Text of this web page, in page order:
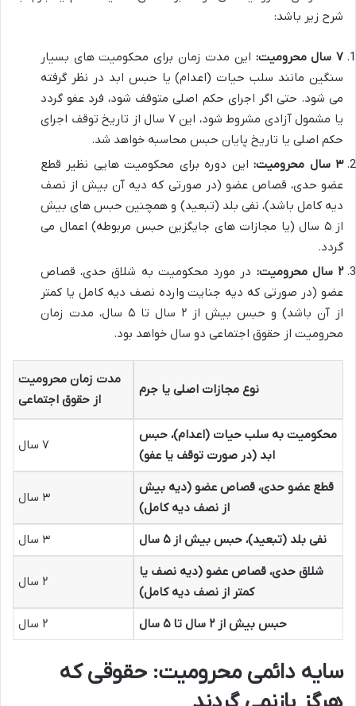
شرح زیر باشد:
۷ سال محرومیت:
این مدت زمان برای محکومیت های بسیار
سنگین مانند سلب حیات (اعدام)یا حبس ابد در نظر گرفته
می شود. حتی اگر اجرای حکم اصلی متوقف شود، فرد عفو گردد
یا مشمول آزادی مشروط شود، این ۷ سال از تاریخ توقف اجرای
حکم اصلی یا تاریخ پایان حبس محاسبه خواهد شد.
۳ سال محرومیت:
این دوره برای محکومیت هایی نظیر قطع
عضو حدی، قصاص عضو (در صورتی که دیه آن بیش از نصف
دیه کامل باشد)، نفی بلد (تبعید) و همچنین حبس های بیش
از ۵ سال
(یا مجازات های جایگزین حبس مربوطه) اعمال می
گردد.
۲ سال محرومیت:
در مورد محکومیت به شلاق حدی، قصاص
عضو (در صورتی که دیه جنایت وارده نصف دیه کامل یا کمتر
از آن باشد) و حبس بیش از ۲ سال تا ۵ سال ، مدت زمان
محرومیت از حقوق اجتماعی دو سال خواهد بود.
نوع مجازات اصلی یا جرم
مدت زمان محرومیت
از حقوق اجتماعی
محکومیت به سلب حیات (اعدام)، حبس
ابد (در صورت توقف یا عفو)
۷ سال
قطع عضو حدی، قصاص عضو (دیه بیش
از نصف دیه کامل)
۳ سال
نفی بلد (تبعید)، حبس بیش از ۵ سال
۳ سال
شلاق حدی، قصاص عضو (دیه نصف یا
کمتر از نصف دیه کامل)
۲ سال
حبس بیش از ۲ سال تا ۵ سال ۲ سال
سایه دائمی محرومیت: حقوقی که